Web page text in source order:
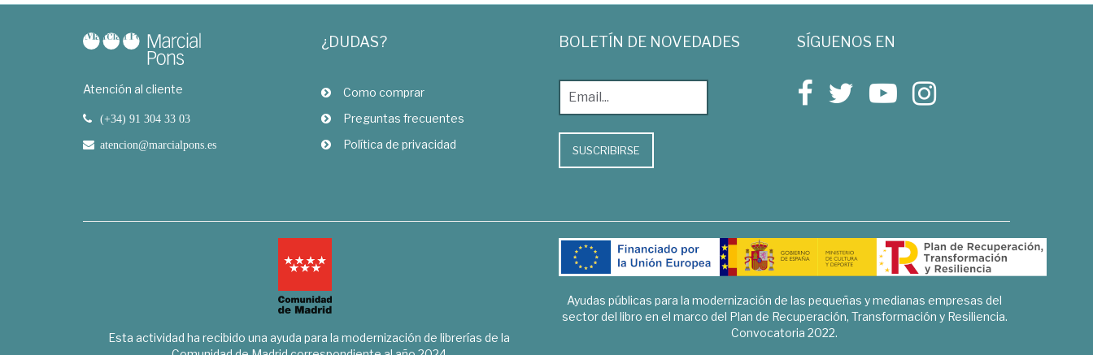
Atención al cliente
(+34) 91 304 33 03
atencion@marcialpons.es
¿DUDAS?
Como comprar
Preguntas frecuentes
Política de privacidad
BOLETÍN DE NOVEDADES
SUSCRIBIRSE
SÍGUENOS EN
Esta actividad ha recibido una ayuda para la modernización de librerías de la
Ayudas públicas para la modernización de las pequeñas y medianas empresas del
sector del libro en el marco del Plan de Recuperación, Transformación y Resiliencia.
Convocatoria 2022.